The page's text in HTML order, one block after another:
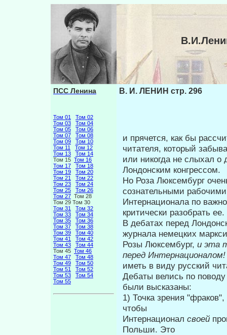
ПСС Ленина
Том 01
Том 02
Том 03
Том 04
Том 05
Том 06
Том 07
Том 08
Том 09
Том 10
Том 11
Том 12
Том 13
Том 14
Том 15 Том 16
Том 17
Том 18
Том 19
Том 20
Том 21
Том 22
Том 23
Том 24
Том 25
Том 26
Том 27 Том 28
Том 29 Том 30
Том 31
Том 32
Том 33
Том 34
Том 35
Том 36
Том 37
Том 38
Том 39
Том 40
Том 41
Том 42
Том 43
Том 44
Том 45 Том 46
Том 47
Том 48
Том 49
Том 50
Том 51
Том 52
Том 53
Том 54
Том 55
В. И. ЛЕНИН стр. 296
и прячется, как бы
читателя, ко­торый
или никогда не слыхал о
Лондонским конгрессом.
Но Роза Люксембург
соз­нательными
Интернацио­нала по
критически разо­брать ее.
В дебатах перед
журнала немецких
Розы Люксем­бург, и эта
перед
иметь в виду русский
Дебаты велись по
были высказаны:
1) Точка зрения
чтобы
Интернационал своей
Польши. Это